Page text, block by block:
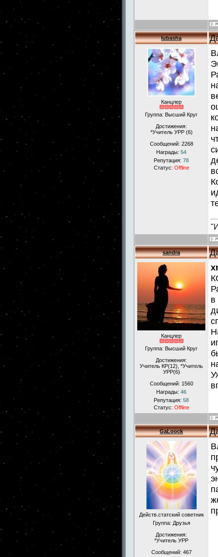
lubasha
Канцлер
Группа: Высший Круг
Достижения:
*Учитель УРР (6)
Сообщений: 2268
Награды: 54
Репутация: 78
Статус: Offline
sandra
Канцлер
Группа: Высший Круг
Достижения:
Учитель КР(12), *Учитель
УРР(6)
Сообщений: 1560
Награды: 46
Репутация: 58
Статус: Offline
в
GaLoock
Действ.статский советник
Группа: Друзья
Достижения:
*Учитель УРР
Сообщений: 467